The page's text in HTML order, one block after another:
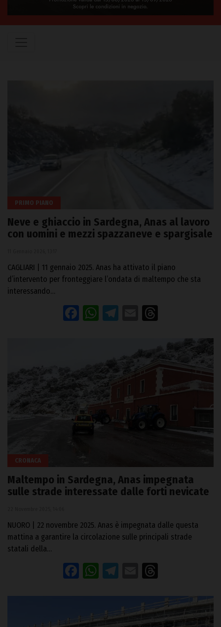
PRIMO PIANO
Neve e ghiaccio in Sardegna, Anas al lavoro
con uomini e mezzi spazzaneve e spargisale
CAGLIARI | 11 gennaio 2025. Anas ha attivato il piano
d’intervento per fronteggiare l’ondata di maltempo che sta
interessando…
Facebook
WhatsApp
Telegram
Email
CRONACA
Maltempo in Sardegna, Anas impegnata
sulle strade interessate dalle forti nevicate
NUORO | 22 novembre 2025. Anas è impegnata dalle questa
mattina a garantire la circolazione sulle principali strade
statali della…
Facebook
WhatsApp
Telegram
Email